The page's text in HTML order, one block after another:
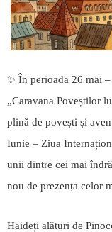
✨ În perioada 26 mai
„Caravana Poveștilor
plină de povești și
Iunie – Ziua
unii dintre cei mai
nou de prezența celor
Haideți alături de